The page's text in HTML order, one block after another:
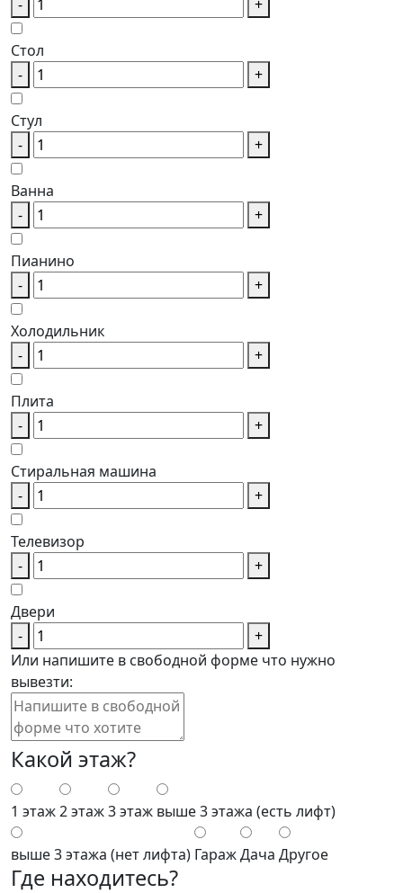
- +
Стол
-
+
Стул
-
+
Ванна
-
+
Пианино
-
+
Холодильник
-
+
Плита
-
+
Стиральная машина
-
+
Телевизор
-
+
Двери
-
+
Или напишите в свободной форме что нужно
вывезти:
Какой этаж?
1 этаж2 этаж3 этаж выше 3 этажа (есть лифт)
выше 3 этажа (нет лифта) ГаражДача Другое
Где находитесь?